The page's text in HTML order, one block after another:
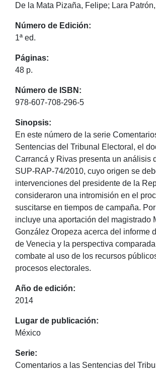
De la Mata Pizaña, Felipe; Lara
Número de Edición:
1ª ed.
Páginas:
48 p.
Número de ISBN:
978-607-708-296-5
Sinopsis:
En este número de la serie
Sentencias del Tribunal Electoral, el
Carrancá y Rivas presenta un análisis
SUP-RAP-74/2010, cuyo origen se
intervenciones del presidente de la
consideraron una intromisión en el
suscitarse en tiempos de campaña.
incluye una aportación del magistrado
González Oropeza acerca del informe
de Venecia y la perspectiva comparada
combate al uso de los recursos
procesos electorales.
Año de edición:
2014
Lugar de publicación:
México
Serie:
Comentarios a las Sentencias del